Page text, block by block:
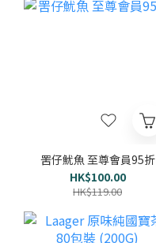
罟仔魷魚 至尊會員95折
HK$100.00
HK$119.00